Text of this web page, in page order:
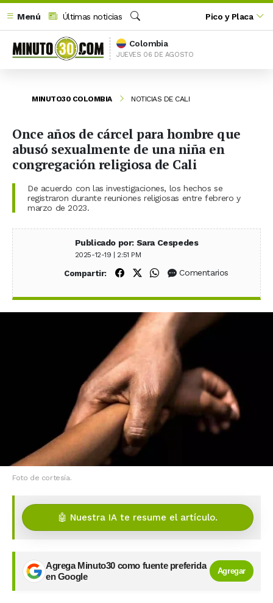
Menú
Últimas noticias
Buscar
Pico y Placa
Colombia
JUEVES 06 DE AGOSTO
MINUTO30 COLOMBIA NOTICIAS DE CALI
Once años de cárcel para hombre que
abusó sexualmente de una niña en
congregación religiosa de Cali
De acuerdo con las investigaciones, los hechos se
registraron durante reuniones religiosas entre febrero y
marzo de 2023.
Publicado por: Sara Cespedes
2025-12-19 | 2:51 PM
Compartir: Compartir en Facebook
Compartir en X (Twitter)
Compartir en WhatsApp
Comentarios
Foto de cortesía.
🤖 Nuestra IA te resume el artículo.
Agrega Minuto30 como fuente preferida
en Google
Agregar